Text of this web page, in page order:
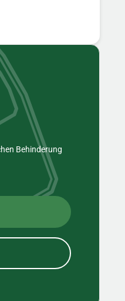
Behinderung